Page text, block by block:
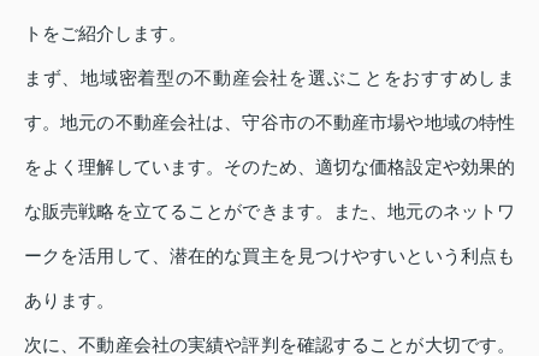
トをご紹介します。
まず、地域密着型の不動産会社を選ぶことをおすすめしま
す。地元の不動産会社は、守谷市の不動産市場や地域の特性
をよく理解しています。そのため、適切な価格設定や効果的
な販売戦略を立てることができます。また、地元のネットワ
ークを活用して、潜在的な買主を見つけやすいという利点も
あります。
次に、不動産会社の実績や評判を確認することが大切です。